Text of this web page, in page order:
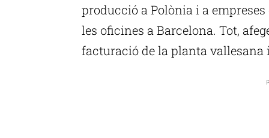
producció a Polònia i a
les oficines a Barcelona. Tot,
facturació de la planta